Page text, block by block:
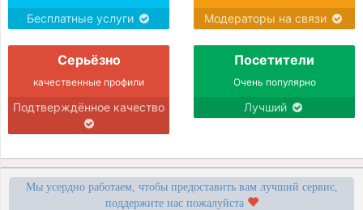
Бесплатные услуги Модераторы на связи
Серьёзно
качественные профили
Подтверждённое качество
Посетители
Очень популярно
Лучший
Мы усердно работаем, чтобы предоставить вам лучший сервис,
поддержите нас пожалуйста